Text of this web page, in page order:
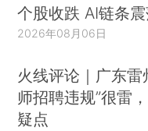
个股收跌 AI链条
2026年08月06日
火线评论｜广东雷
师招聘违规”很雷
疑点